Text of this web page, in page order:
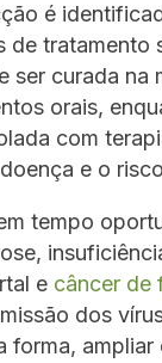
é
de tratamento
ser curada na
orais,
com
e o
tempo
e câncer de
dos
forma, ampliar